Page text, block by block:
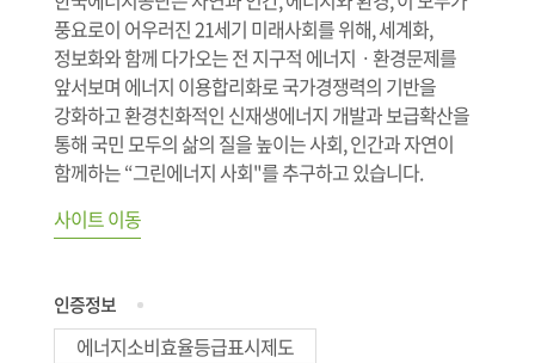
풍요로이 어우러진 21세기 미래사회를 위해, 세계화,
정보화와 함께 다가오는 전 지구적 에너지ㆍ환경문제를
앞서보며 에너지 이용합리화로 국가경쟁력의 기반을
강화하고 환경친화적인 신재생에너지 개발과 보급확산을
통해 국민 모두의 삶의 질을 높이는 사회, 인간과 자연이
함께하는 “그린에너지 사회"를 추구하고 있습니다.
사이트 이동
인증정보
에너지소비효율등급표시제도